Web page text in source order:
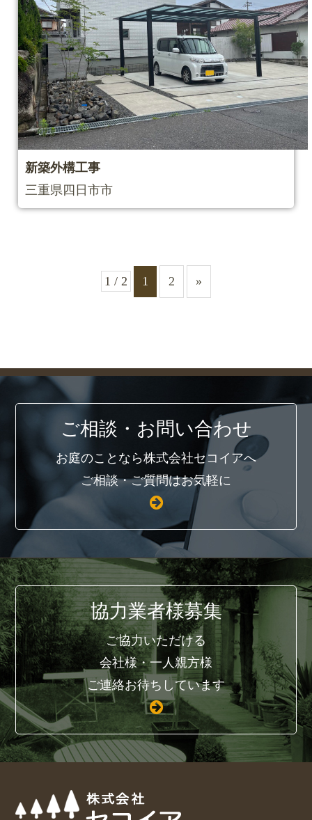
新築外構工事
三重県四日市市
1 / 2 1 2 »
ご相談・お問い合わせ
お庭のことなら株式会社セコイアへ
ご相談・ご質問はお気軽に
協力業者様募集
ご協力いただける
会社様・一人親方様
ご連絡お待ちしています